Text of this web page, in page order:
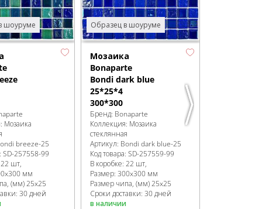
шоуруме
Мозаика
breeze-25
SD-257558-99
22 шт,
мм
(мм)25x25
30 дней
Образец в шоуруме
Мозаика
Bonaparte
Bondi dark blue
25*25*4
300*300
Бренд: Bonaparte
Коллекция: Мозаика
стеклянная
Артикул: Bondi dark blue-25
Код товара: SD-257559-99
В коробке: 22 шт,
Размер: 300x300 мм
Размер чипа, (мм)25x25
Сроки доставки: 30 дней
в наличии